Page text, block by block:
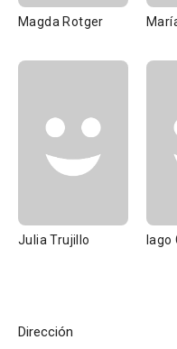
Magda Rotger
Julia Trujillo Iago
Dirección